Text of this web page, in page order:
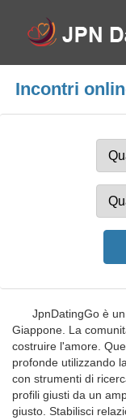
Incontri
JpnDatingGo è
Giappone. La
costruire l'amore.
profonde utilizzando
con strumenti di
profili giusti da un
giusto. Stabilisci